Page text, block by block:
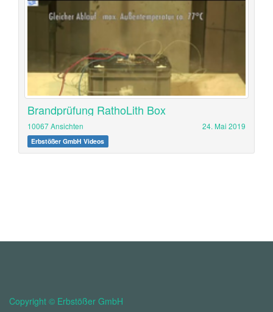
Brandprüfung RathoLith Box
10067 Ansichten 24. Mai 2019
Erbstößer GmbH Videos
Copyright © Erbstößer GmbH